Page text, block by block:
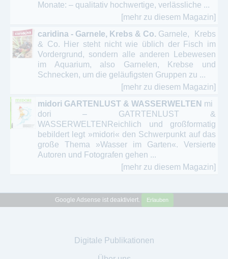
Monate: – qualitativ hochwertige, verlässliche ...
[mehr zu diesem Magazin]
caridina - Garnele, Krebs & Co. Garnele, Krebs
& Co. Hier steht nicht wie üblich der Fisch im
Vordergrund, sondern alle anderen Lebewesen
im Aquarium, also Garnelen, Krebse und
Schnecken, um die geläufigsten Gruppen zu ...
[mehr zu diesem Magazin]
midori GARTENLUST & WASSERWELTEN mi
dori – GATRTENLUST &
WASSERWELTENReichlich und großformatig
bebildert legt »midori« den Schwerpunkt auf das
große Thema »Wasser im Garten«. Versierte
Autoren und Fotografen gehen ...
[mehr zu diesem Magazin]
Google Adsense ist deaktiviert. Erlauben
Digitale Publikationen